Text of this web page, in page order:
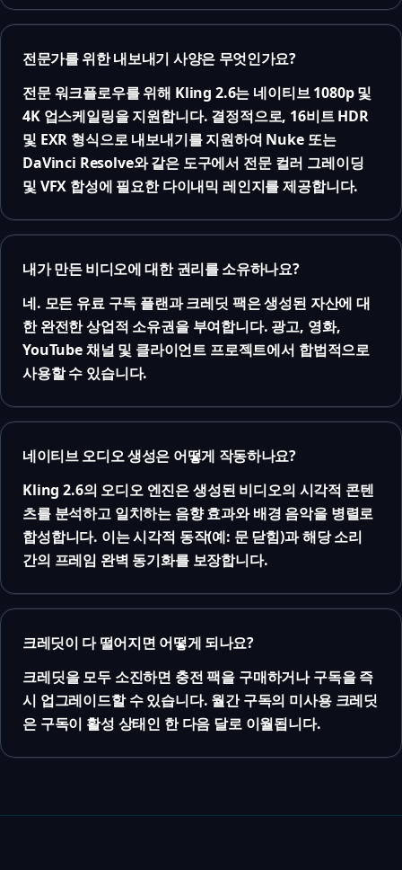
전문가를 위한 내보내기 사양은 무엇인가요?
전문 워크플로우를 위해 Kling 2.6는 네이티브 1080p 및
4K 업스케일링을 지원합니다. 결정적으로, 16비트 HDR
및 EXR 형식으로 내보내기를 지원하여 Nuke 또는
DaVinci Resolve와 같은 도구에서 전문 컬러 그레이딩
및 VFX 합성에 필요한 다이내믹 레인지를 제공합니다.
내가 만든 비디오에 대한 권리를 소유하나요?
네. 모든 유료 구독 플랜과 크레딧 팩은 생성된 자산에 대
한 완전한 상업적 소유권을 부여합니다. 광고, 영화,
YouTube 채널 및 클라이언트 프로젝트에서 합법적으로
사용할 수 있습니다.
네이티브 오디오 생성은 어떻게 작동하나요?
Kling 2.6의 오디오 엔진은 생성된 비디오의 시각적 콘텐
츠를 분석하고 일치하는 음향 효과와 배경 음악을 병렬로
합성합니다. 이는 시각적 동작(예: 문 닫힘)과 해당 소리
간의 프레임 완벽 동기화를 보장합니다.
크레딧이 다 떨어지면 어떻게 되나요?
크레딧을 모두 소진하면 충전 팩을 구매하거나 구독을 즉
시 업그레이드할 수 있습니다. 월간 구독의 미사용 크레딧
은 구독이 활성 상태인 한 다음 달로 이월됩니다.